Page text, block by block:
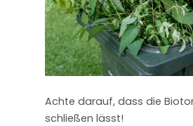
Achte darauf, dass die
schließen lässt!